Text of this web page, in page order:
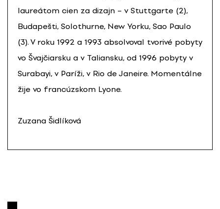
laureátom cien za dizajn – v Stuttgarte (2),
Budapešti, Solothurne, New Yorku, Sao Paulo
(3). V roku 1992 a 1993 absolvoval tvorivé pobyty
vo Švajčiarsku a v Taliansku, od 1996 pobyty v
Surabayi, v Paríži, v Rio de Janeire. Momentálne
žije vo francúzskom Lyone.
Zuzana Šidlíková